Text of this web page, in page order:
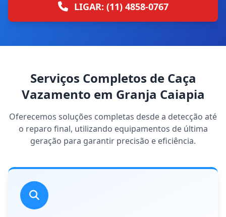
LIGAR: (11) 4858-0767
Serviços Completos de Caça
Vazamento em Granja Caiapia
Oferecemos soluções completas desde a detecção até
o reparo final, utilizando equipamentos de última
geração para garantir precisão e eficiência.